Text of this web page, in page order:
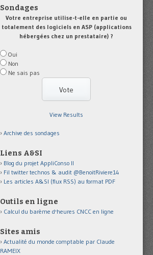
Sondages
Votre entreprise utilise-t-elle en partie ou
totalement des logiciels en ASP (applications
hébergées chez un prestataire) ?
Oui
Non
Ne sais pas
View Results
Archive des sondages
Liens A&SI
Blog du projet AppliConso II
Fil twitter technos & audit @BenoitRiviere14
Les articles A&SI (flux RSS) au format PDF
Outils en ligne
Calcul du barème d'heures CNCC en ligne
Sites amis
Actualité du monde comptable par Claude
RAMEIX